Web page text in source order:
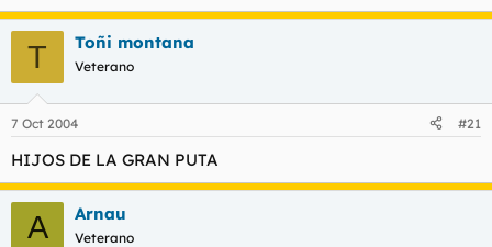
T Toñi montana
Veterano
7 Oct 2004 #21
HIJOS DE LA GRAN PUTA
A Arnau
Veterano